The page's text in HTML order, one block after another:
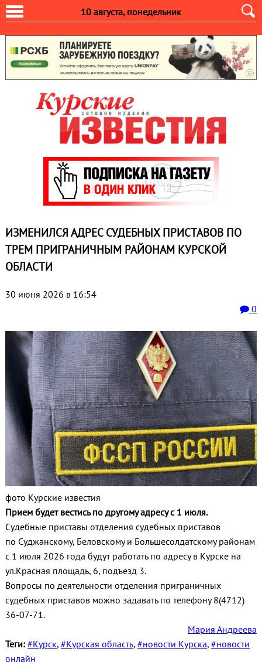
10 августа, понедельник
ИЗМЕНИЛСЯ АДРЕС СУДЕБНЫХ ПРИСТАВОВ ПО
ТРЕМ ПРИГРАНИЧНЫМ РАЙОНАМ КУРСКОЙ
ОБЛАСТИ
30 июня 2026 в 16:54
0
фото Курские известия
Прием будет вестись по другому адресу с 1 июля.
Судебные приставы отделения судебных приставов
по Суджанскому, Беловскому и Большесолдатскому районам
с 1 июля 2026 года будут работать по адресу в Курске на
ул.Красная площадь, 6, подъезд 3.
Вопросы по деятельности отделения приграничных
судебных приставов можно задавать по телефону 8(4712)
36-07-71.
Мария Андреева
Теги: #Курск, #Курская область, #новости Курска, #новости
онлайн